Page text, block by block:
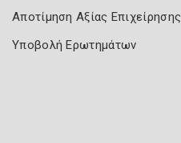
Αποτίμηση Αξίας Επιχείρησης
Υποβολή Ερωτημάτων